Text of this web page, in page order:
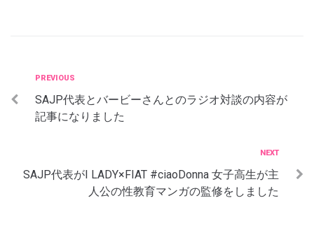
稿
ゲ
Previous
PREVIOUS
SAJP代表とバービーさんとのラジオ対談の内容が
記事になりました
NEXT
SAJP代表がI LADY×FIAT #ciaoDonna 女子高生が主
人公の性教育マンガの監修をしました